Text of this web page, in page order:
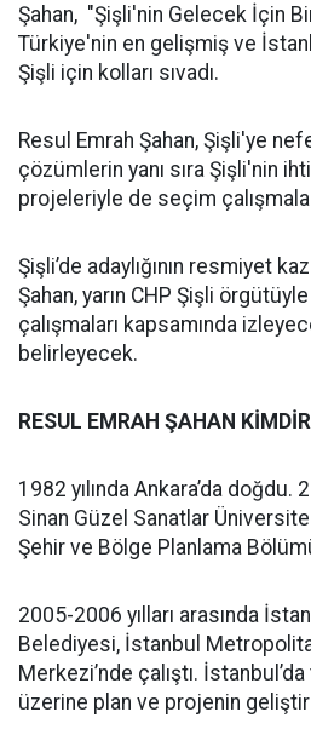
Şahan, "Şişli'nin Gelecek İçin
Türkiye'nin en gelişmiş ve
Şişli için kolları sıvadı.
Resul Emrah Şahan, Şişli'ye
çözümlerin yanı sıra Şişli'nin
projeleriyle de seçim
Şişli’de adaylığının resmiyet
Şahan, yarın CHP Şişli
çalışmaları kapsamında
belirleyecek.
RESUL EMRAH ŞAHAN
1982 yılında Ankara’da doğdu.
Sinan Güzel Sanatlar
Şehir ve Bölge Planlama
2005-2006 yılları arasında
Belediyesi, İstanbul
Merkezi’nde çalıştı.
üzerine plan ve projenin